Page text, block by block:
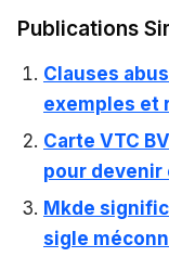
Publications
Clauses
exemples et
Carte VTC
pour
Mkde
sigle